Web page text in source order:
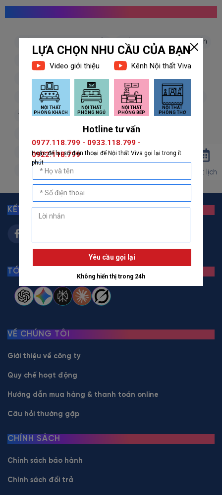
giấy dán tường nhật bản
giấy dán tường 3d giấy dán tường phòng khách
giấy dán tường phòng ngủ giấy dán tường bếp
giấy dán tường phòng thờ giấy dán tường trẻ em
vải dán tường dán decal decal dán tường
giấy dán tường giả đá
giấy dán tường giả gỗ giấy dán tường giả gạch
giấy dán tường giả vải
KẾT NỐI VỚI GIẤY DÁN TƯỜNG
TÓM TẮT BẰNG AI
VỀ CHÚNG TÔI
Giới thiệu về công ty
Quy chế hoạt động
Hướng dẫn mua hàng & thanh toán online
Câu hỏi thường gặp
CHÍNH SÁCH
Chính sách bảo hành
Chính sách đổi trả
Đặt lịch